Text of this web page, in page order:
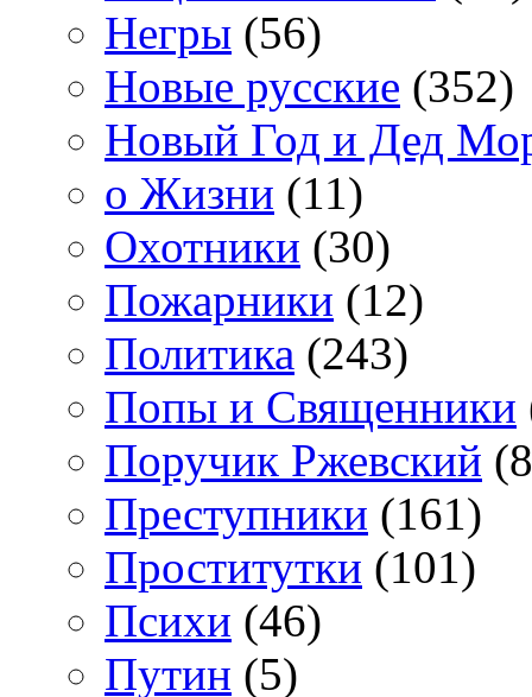
Негры (56)
Новые русские (352)
Новый Год и Дед
о Жизни (11)
Охотники (30)
Пожарники (12)
Политика (243)
Попы и Священники
Поручик Ржевский
Преступники (161)
Проститутки (101)
Психи (46)
Путин (5)